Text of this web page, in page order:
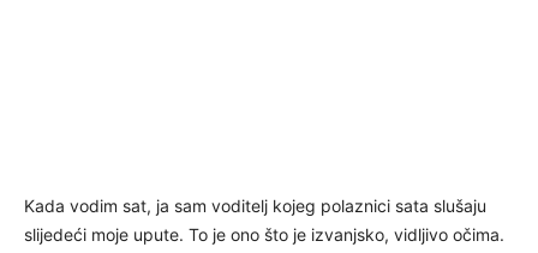
Kada vodim sat, ja sam voditelj kojeg polaznici sata slušaju
slijedeći moje upute. To je ono što je izvanjsko, vidljivo očima.